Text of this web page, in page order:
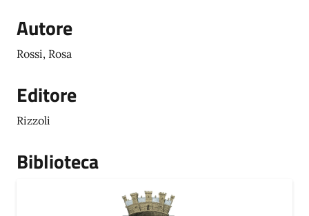
Autore
Rossi, Rosa
Editore
Rizzoli
Biblioteca